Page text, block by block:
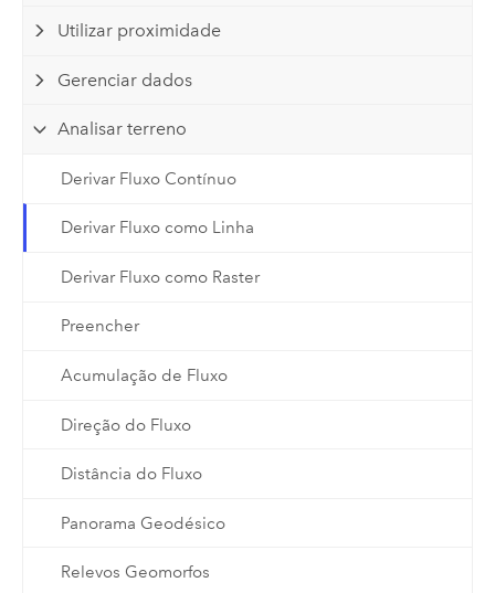
Utilizar proximidade
Gerenciar dados
Analisar terreno
Derivar Fluxo Contínuo
Derivar Fluxo como Linha
Derivar Fluxo como Raster
Preencher
Acumulação de Fluxo
Direção do Fluxo
Distância do Fluxo
Panorama Geodésico
Relevos Geomorfos